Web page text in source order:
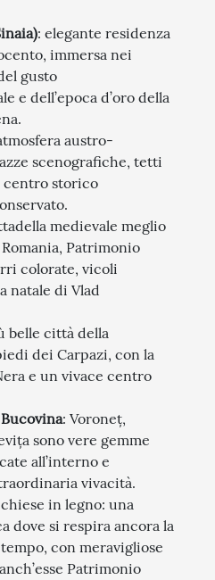
: elegante residenza
immersa nei
gusto
e dell’epoca d’oro della
austro-
scenografiche, tetti
centro storico
medievale meglio
Patrimonio
colorate, vicoli
natale di Vlad
belle città della
dei Carpazi, con la
e un vivace centro
: Voroneț,
sono vere gemme
all’interno e
vivacità.
in legno: una
dove si respira ancora la
con meravigliose
Patrimonio